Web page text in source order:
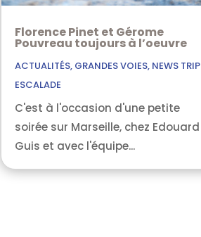
Florence Pinet et Gérome
Pouvreau toujours à l’oeuvre
ACTUALITÉS, GRANDES VOIES, NEWS TRIP
ESCALADE
C'est à l'occasion d'une petite
soirée sur Marseille, chez Edouard
Guis et avec l'équipe...